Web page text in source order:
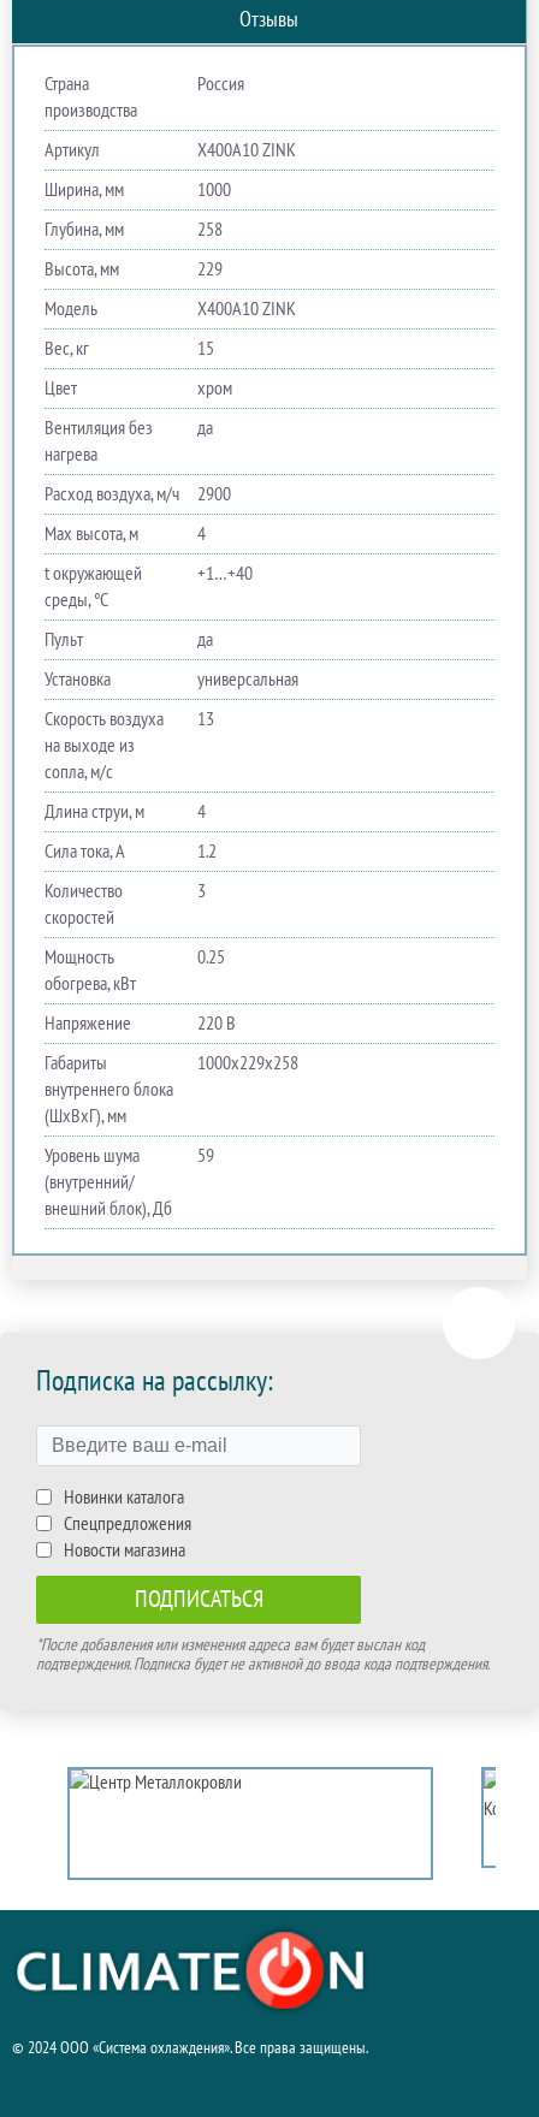
Отзывы
Страна
производства
Россия
Артикул
Х400A10 ZINK
Ширина, мм
1000
Глубина, мм
258
Высота, мм
229
Модель
Х400A10 ZINK
Вес, кг
15
Цвет
хром
Вентиляция без
нагрева
да
Расход воздуха, м/ч
2900
Max высота, м
4
t окружающей
среды, °C
+1…+40
Пульт
да
Установка
универсальная
Скорость воздуха
на выходе из
сопла, м/с
13
Длина струи, м
4
Сила тока, A
1.2
Количество
скоростей
3
Мощность
обогрева, кВт
0.25
Напряжение
220 В
Габариты
внутреннего блока
(ШхВхГ), мм
1000х229х258
Уровень шума
(внутренний/
внешний блок), Дб
59
Подписка на рассылку:
Новинки каталога
Спецпредложения
Новости магазина
*После добавления или изменения адреса вам будет выслан код
подтверждения. Подписка будет не активной до ввода кода подтверждения.
© 2024 ООО «Система охлаждения». Все права защищены.